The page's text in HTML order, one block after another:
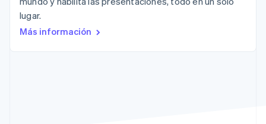
Radar
Constitución de una startup
Sector público
lugar.
Más información